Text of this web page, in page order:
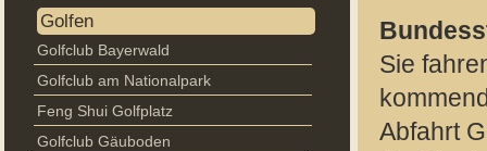
Golfen
Golfclub Bayerwald
Golfclub am Nationalpark
Feng Shui Golfplatz
Golfclub Gäuboden
Sie
Abfahrt